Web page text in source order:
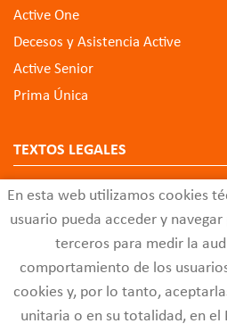
En esta web utilizamos cookies
usuario pueda acceder y
terceros para medir la
comportamiento de los
cookies y, por lo tanto,
unitaria o en su totalidad, en el
Active One
Decesos y Asistencia Active
Active Senior
Prima Única
TEXTOS LEGALES
Aviso Legal
Política de Privacidad de Datos
Política de Cookies
Configuración de Cookies
Código Ético
Buzón de Quejas y Sugerencias